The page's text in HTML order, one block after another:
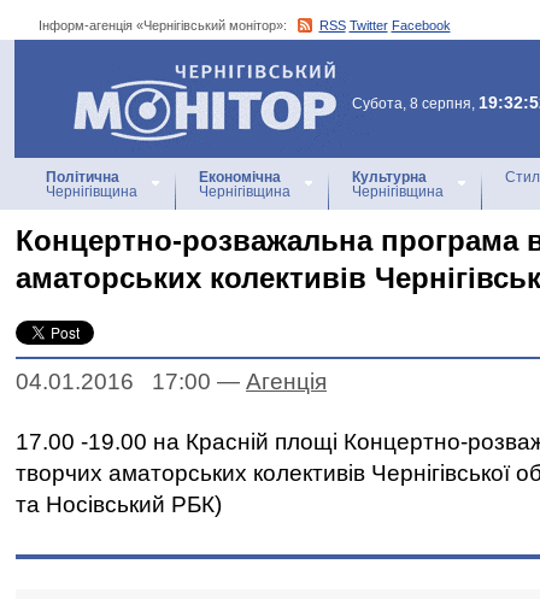
Інформ-агенція «Чернігівський монітор»: RSS Twitter Facebook
Інформ-агенція
«Чернігівський монітор»
Субота, 8 серпня,
Політична
Чернігівщина
Економічна
Чернігівщина
Культурна
Чернігівщина
Концертно-розважальна програма
аматорських колективів
04.01.2016 17:00 — Агенцiя
17.00 -19.00 на Красній площі Концертно-
творчих аматорських колективів Чернігівської
та Носівський РБК)